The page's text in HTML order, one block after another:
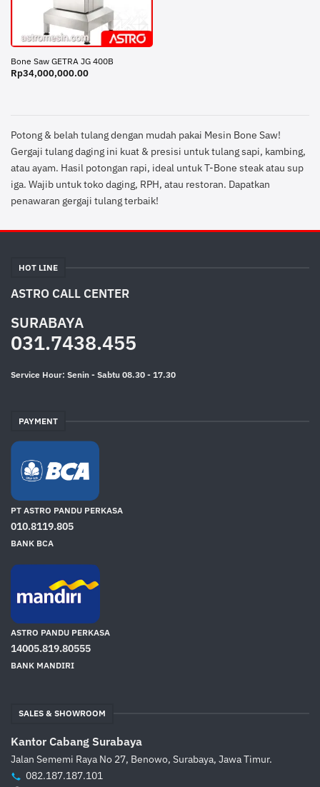
Bone Saw GETRA JG 400B
Rp34,000,000.00
Potong & belah tulang dengan mudah pakai Mesin Bone Saw!
Gergaji tulang daging ini kuat & presisi untuk tulang sapi, kambing,
atau ayam. Hasil potongan rapi, ideal untuk T-Bone steak atau sup
iga. Wajib untuk toko daging, RPH, atau restoran. Dapatkan
penawaran gergaji tulang terbaik!
HOT LINE
ASTRO CALL CENTER
SURABAYA
031.7438.455
Service Hour: Senin - Sabtu 08.30 - 17.30
PAYMENT
PT ASTRO PANDU PERKASA
010.8119.805
BANK BCA
ASTRO PANDU PERKASA
14005.819.80555
BANK MANDIRI
SALES & SHOWROOM
Kantor Cabang Surabaya
Jalan Sememi Raya No 27, Benowo, Surabaya, Jawa Timur.
082.187.187.101